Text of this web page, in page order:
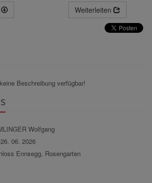
Weiterleiten
Beschreibung verfügbar!
Wolfgang
06. 2026
Ennsegg, Rosengarten